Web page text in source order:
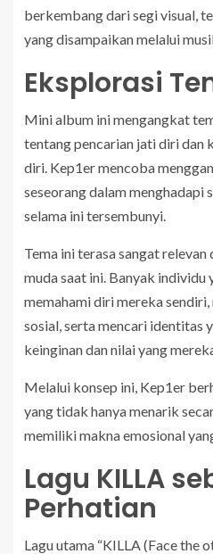
berkembang dari segi visual,
yang disampaikan melalui
Eksplorasi
Mini album ini mengangkat
tentang pencarian jati diri dan
diri. Kep1er mencoba
seseorang dalam menghadapi
selama ini tersembunyi.
Tema ini terasa sangat
muda saat ini. Banyak individu
memahami diri mereka
sosial, serta mencari identitas
keinginan dan nilai yang
Melalui konsep ini, Kep1er
yang tidak hanya menarik
memiliki makna emosional
Lagu KILLA
Perhatian
Lagu utama “KILLA (Face the